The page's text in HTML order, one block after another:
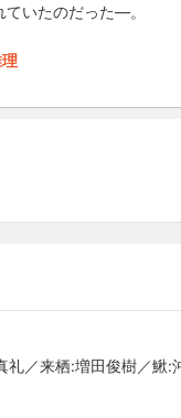
ていたのだった―。
／来栖:増田俊樹／鰍